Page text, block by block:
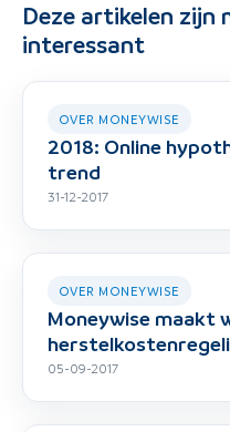
Deze artikelen zijn
interessant
OVER MONEYWISE
2018: Online
trend
31-12-2017
OVER MONEYWISE
Moneywise maakt
05-09-2017